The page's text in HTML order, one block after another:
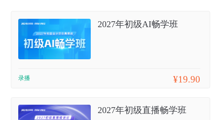
2027年初级AI畅学班
录播 ¥19.90
2027年初级直播畅学班